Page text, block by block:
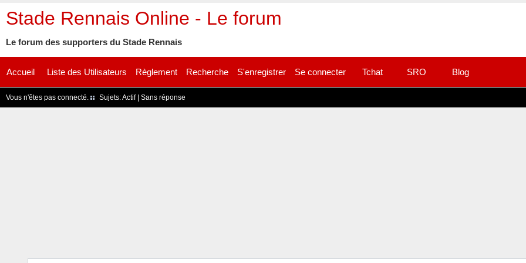
Stade Rennais Online - Le forum
Le forum des supporters du Stade Rennais
Accueil Liste des Utilisateurs Règlement Recherche S'enregistrer Se connecter Tchat SRO Blog
Vous n'êtes pas connecté. Sujets:Actif| Sans réponse